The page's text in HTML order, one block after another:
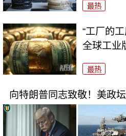
最热
“工厂的
全球工业
最热
向特朗普同志致敬！美政